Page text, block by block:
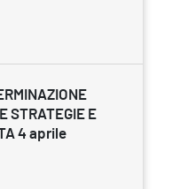
STRATEGIE E
4 aprile